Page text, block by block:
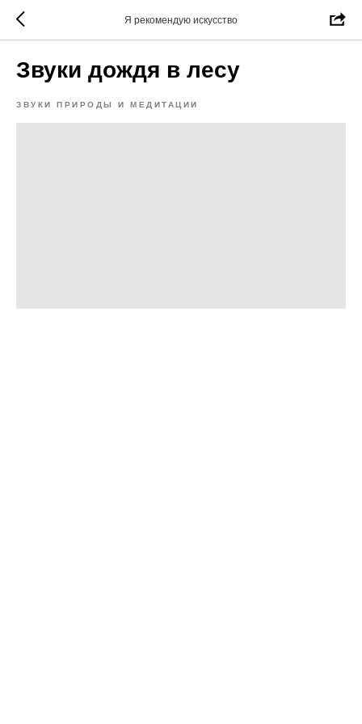
Я рекомендую искусство
Звуки дождя в лесу
ЗВУКИ ПРИРОДЫ И МЕДИТАЦИИ